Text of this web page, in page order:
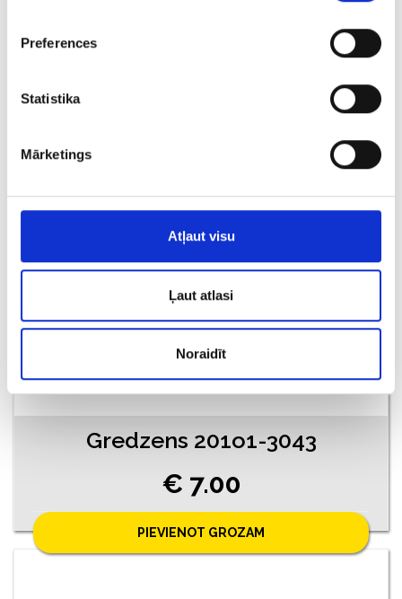
Preferences
Statistika
Mārketings
Atļaut visu
Ļaut atlasi
Noraidīt
Gredzens 201o1-3043
€ 7.00
PIEVIENOT GROZAM